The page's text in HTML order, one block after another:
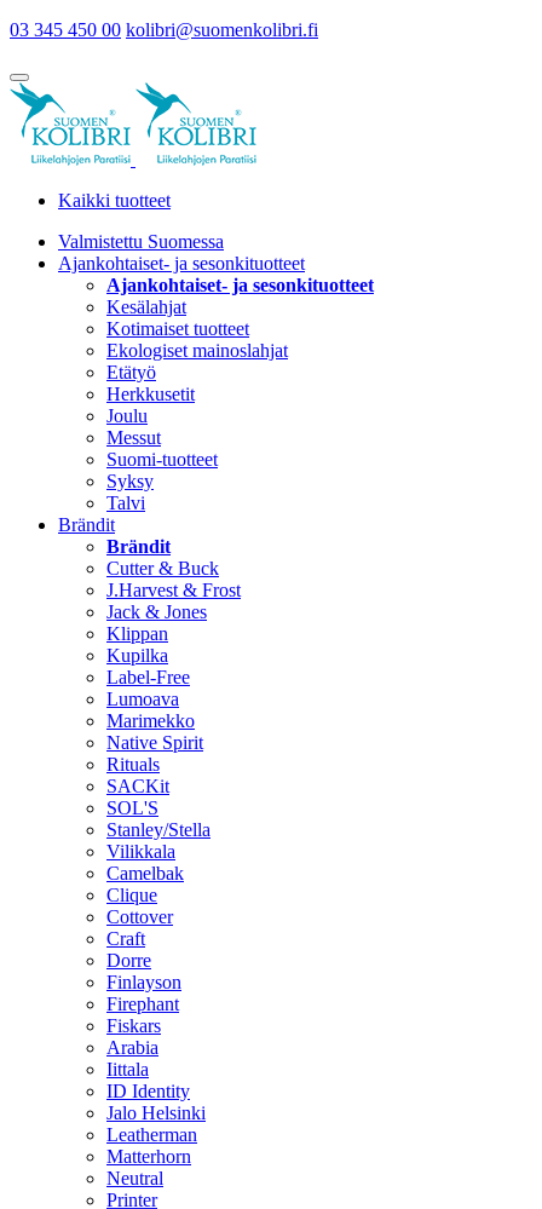
03 345 450 00 kolibri@suomenkolibri.fi
Kaikki tuotteet
Valmistettu Suomessa
Ajankohtaiset- ja sesonkituotteet
Ajankohtaiset- ja sesonkituotteet
Kesälahjat
Kotimaiset tuotteet
Ekologiset mainoslahjat
Etätyö
Herkkusetit
Joulu
Messut
Suomi-tuotteet
Syksy
Talvi
Brändit
Brändit
Cutter & Buck
J.Harvest & Frost
Jack & Jones
Klippan
Kupilka
Label-Free
Lumoava
Marimekko
Native Spirit
Rituals
SACKit
SOL'S
Stanley/Stella
Vilikkala
Camelbak
Clique
Cottover
Craft
Dorre
Finlayson
Firephant
Fiskars
Arabia
Iittala
ID Identity
Jalo Helsinki
Leatherman
Matterhorn
Neutral
Printer